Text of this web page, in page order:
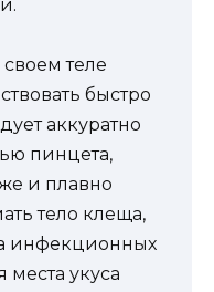
теле
быстро
аккуратно
пинцета,
и плавно
тело клеща,
инфекционных
места укуса